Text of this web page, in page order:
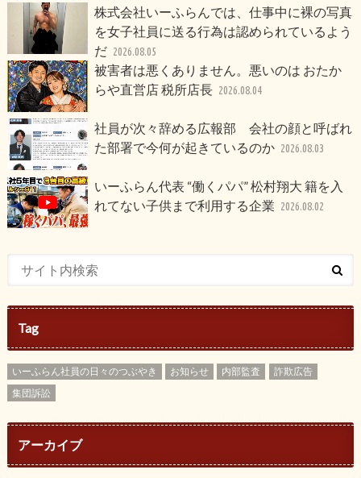
株式会社いーふらんでは、仕事中に裸の写真
を女子社員に送る行為は認められているよう
だ 2026.08.05
被害者は悪くありません。悪いのは おたか
らや直営店 税所店長 2026.08.04
社員が次々辞める広報部 会社の顔と呼ばれ
た部署で今何が起きているのか 2026.08.03
いーふらん代表 “働くパパ” 松村翔大 籍を入
れてない子供まで利用する企業 2026.08.02
Tag
いーふらん社員の日々のつぶやき お知らせ 内部監査
詐欺広告
集団訴訟
アーカイブ